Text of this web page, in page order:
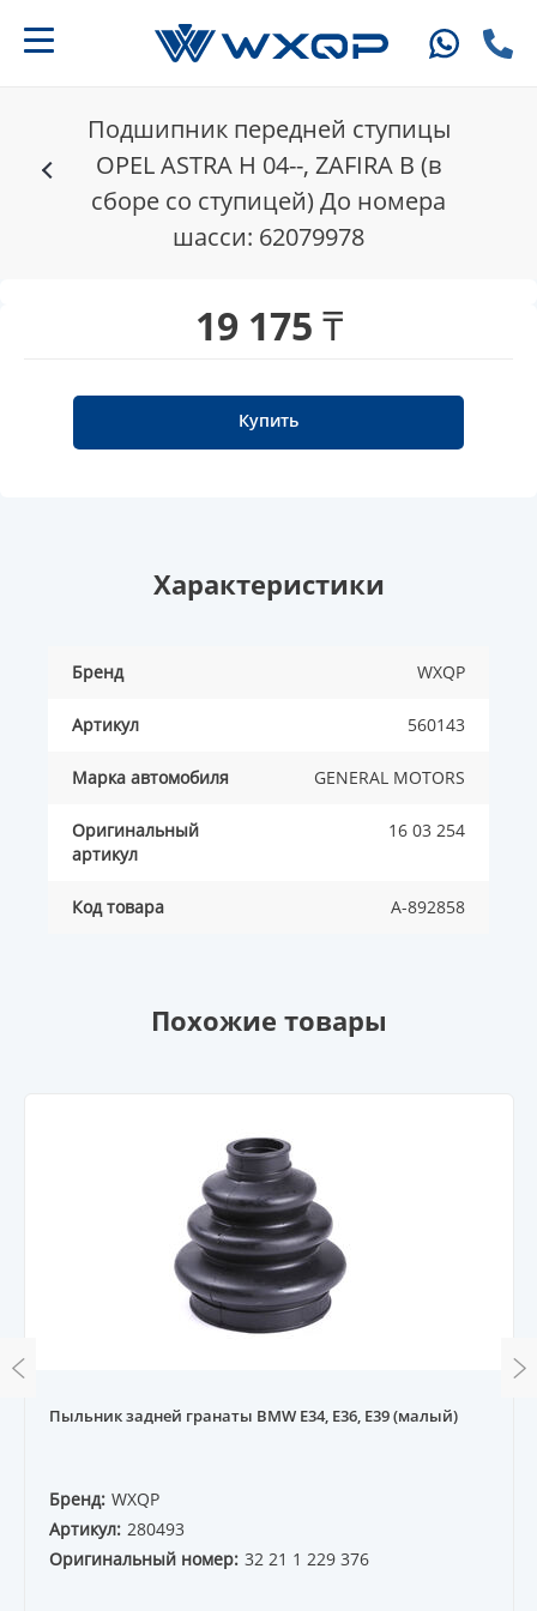
Подшипник передней ступицы
OPEL ASTRA H 04--, ZAFIRA B (в
сборе со ступицей) До номера
шасси: 62079978
19 175 ₸
Купить
Характеристики
Бренд WXQP
Артикул 560143
Марка автомобиля GENERAL MOTORS
Оригинальный
артикул
16 03 254
Код товара A-892858
Похожие товары
Пыльник задней гранаты BMW E34, E36, E39 (малый)
Бренд: WXQP
Артикул: 280493
Оригинальный номер: 32 21 1 229 376